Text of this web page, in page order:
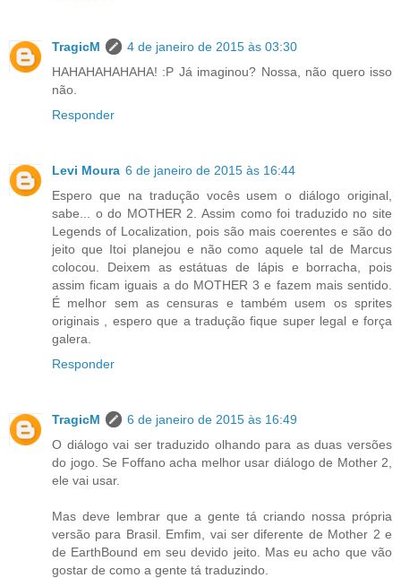
TragicM
4 de janeiro de 2015 às 03:30
HAHAHAHAHAHA! :P Já imaginou? Nossa, não quero isso
não.
Responder
Levi Moura 6 de janeiro de 2015 às 16:44
Espero que na tradução vocês usem o diálogo original,
sabe... o do MOTHER 2. Assim como foi traduzido no site
Legends of Localization, pois são mais coerentes e são do
jeito que Itoi planejou e não como aquele tal de Marcus
colocou. Deixem as estátuas de lápis e borracha, pois
assim ficam iguais a do MOTHER 3 e fazem mais sentido.
É melhor sem as censuras e também usem os sprites
originais , espero que a tradução fique super legal e força
galera.
Responder
TragicM
6 de janeiro de 2015 às 16:49
O diálogo vai ser traduzido olhando para as duas versões
do jogo. Se Foffano acha melhor usar diálogo de Mother 2,
ele vai usar.
Mas deve lembrar que a gente tá criando nossa própria
versão para Brasil. Emfim, vai ser diferente de Mother 2 e
de EarthBound em seu devido jeito. Mas eu acho que vão
gostar de como a gente tá traduzindo.